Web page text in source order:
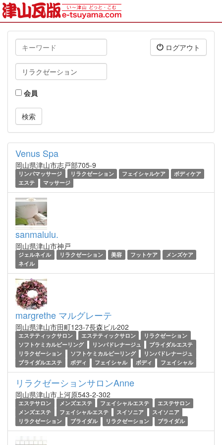
キ
ー
ワ
ド
タ
グ
会員
ログアウト
Venus Spa
岡山県津山市志戸部705-9
リンパマッサージ リラクゼーション フェイシャルケア
ボディケア
エステ
マッサージ
sanmalulu.
岡山県津山市神戸
ジェルネイル リラクゼーション 美容 フットケア
メンズケア
ネイル
margrethe マルグレーテ
岡山県津山市田町123-7長森ビル202
エステティックサロン エステティックサロン
リラクゼーション
ソフトケミカルピーリング
リンパドレナージュ
ブライダルエステ
リラクゼーション
ソフトケミカルピーリング
リンパドレナージュ
ブライダルエステ
ボディ フェイシャル ボディ フェイシャル
リラクゼーションサロンAnne
岡山県津山市上河原543-2-302
エステサロン メンズエステ フェイシャルエステ
エステサロン
メンズエステ
フェイシャルエステ スイソニア
スイソニア
リラクゼーション
ブライダル リラクゼーション ブライダル